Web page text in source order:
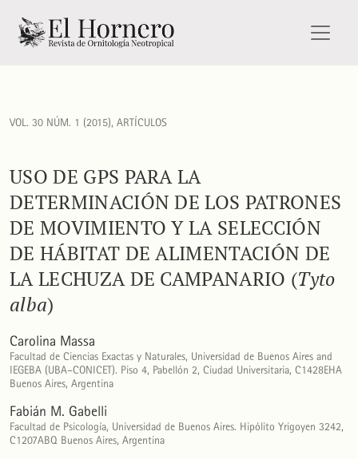
Uso de GPS para la determinación de los patrones de
VOL. 30 NÚM. 1 (2015), ARTÍCULOS
USO DE GPS PARA LA
DETERMINACIÓN DE LOS PATRONES
DE MOVIMIENTO Y LA SELECCIÓN
DE HÁBITAT DE ALIMENTACIÓN DE
LA LECHUZA DE CAMPANARIO (Tyto
alba)
Carolina Massa
Facultad de Ciencias Exactas y Naturales, Universidad de Buenos Aires and
IEGEBA (UBA–CONICET). Piso 4, Pabellón 2, Ciudad Universitaria, C1428EHA
Buenos Aires, Argentina
Fabián M. Gabelli
Facultad de Psicología, Universidad de Buenos Aires. Hipólito Yrigoyen 3242,
C1207ABQ Buenos Aires, Argentina